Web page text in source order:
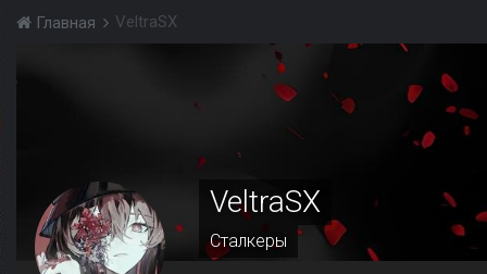
Главная VeltraSX
VeltraSX
Сталкеры